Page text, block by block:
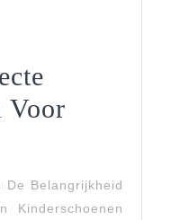
Voor
De Belangrijkheid
Kinderschoenen